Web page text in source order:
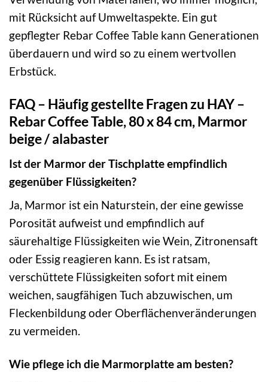
mit Rücksicht auf Umweltaspekte. Ein gut
gepflegter Rebar Coffee Table kann Generationen
überdauern und wird so zu einem wertvollen
Erbstück.
FAQ – Häufig gestellte Fragen zu HAY –
Rebar Coffee Table, 80 x 84 cm, Marmor
beige / alabaster
Ist der Marmor der Tischplatte empfindlich
gegenüber Flüssigkeiten?
Ja, Marmor ist ein Naturstein, der eine gewisse
Porosität aufweist und empfindlich auf
säurehaltige Flüssigkeiten wie Wein, Zitronensaft
oder Essig reagieren kann. Es ist ratsam,
verschüttete Flüssigkeiten sofort mit einem
weichen, saugfähigen Tuch abzuwischen, um
Fleckenbildung oder Oberflächenveränderungen
zu vermeiden.
Wie pflege ich die Marmorplatte am besten?